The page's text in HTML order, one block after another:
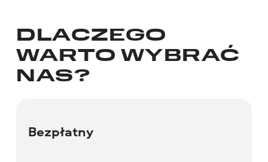
DLACZEGO
WARTO WYBRAĆ
NAS?
Bezpłatny